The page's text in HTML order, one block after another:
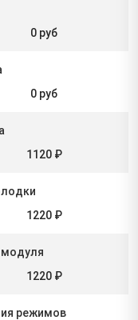
0 руб
0 руб
1120 ₽
1220 ₽
модуля
1220 ₽
режимов